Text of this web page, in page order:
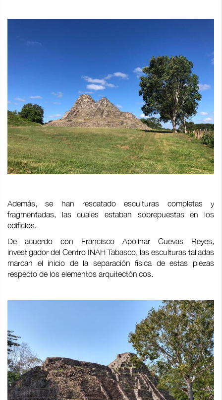
Además, se han rescatado esculturas completas y
fragmentadas, las cuales estaban sobrepuestas en los
edificios.
De acuerdo con Francisco Apolinar Cuevas Reyes,
investigador del Centro INAH Tabasco, las esculturas talladas
marcan el inicio de la separación física de estas piezas
respecto de los elementos arquitectónicos.